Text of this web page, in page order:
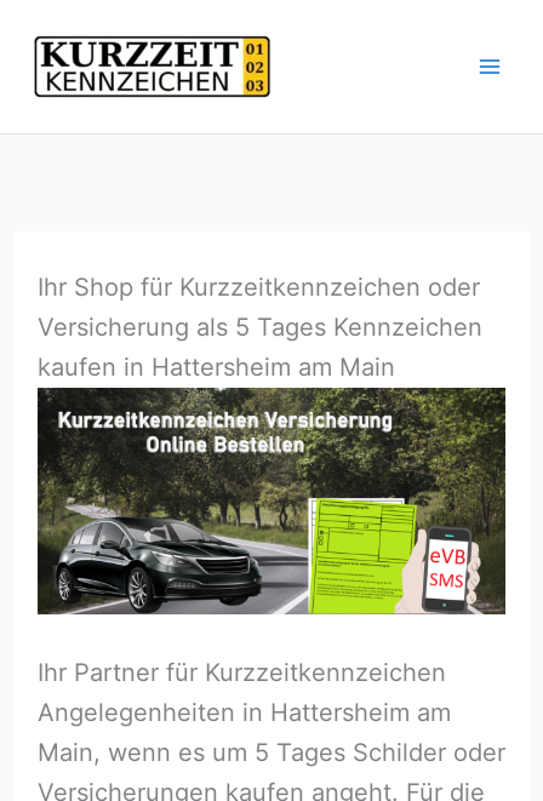
Inhalt
springen
Ihr Shop für Kurzzeitkennzeichen oder
Versicherung als 5 Tages Kennzeichen
kaufen in Hattersheim am Main
Ihr Partner für Kurzzeitkennzeichen
Angelegenheiten in Hattersheim am
Main, wenn es um 5 Tages Schilder oder
Versicherungen kaufen angeht. Für die